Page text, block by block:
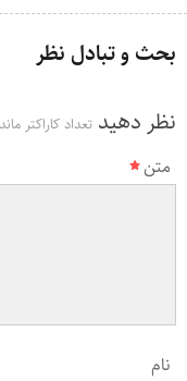
بحث و تبادل نظر
نظر دهید تعداد کاراکتر
متن
نام